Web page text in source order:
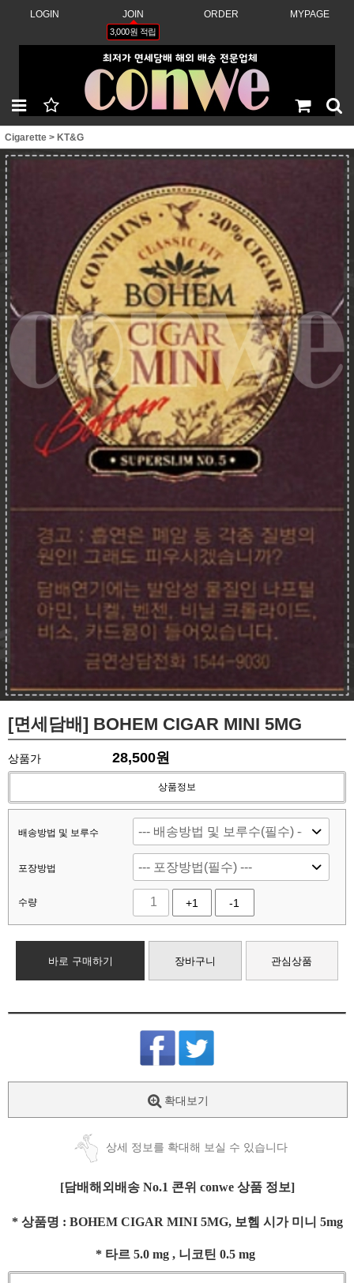
LOGIN JOIN
3,000원 적립
ORDER MYPAGE
Cigarette > KT&G
[면세담배] BOHEM CIGAR MINI 5MG
상품가 28,500원
상품정보
배송방법 및 보루수
포장방법
수량 +1 -1
바로 구매하기 장바구니 관심상품
확대보기
상세 정보를 확대해 보실 수 있습니다
[담배해외배송 No.1 콘위 conwe 상품 정보]
* 상품명 : BOHEM CIGAR MINI 5MG, 보헴 시가 미니 5mg
* 타르 5.0 mg , 니코틴 0.5 mg